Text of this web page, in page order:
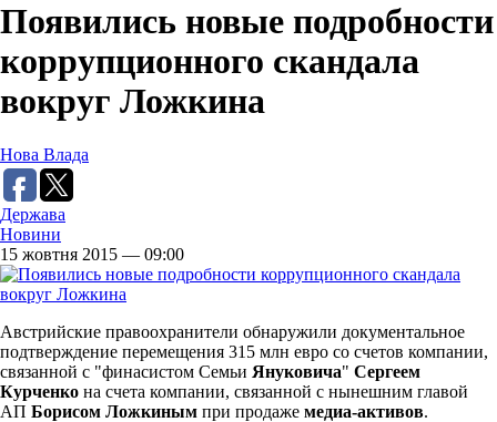
Появились новые подробности
коррупционного скандала
вокруг Ложкина
Нова Влада
Держава
Новини
15 жовтня 2015 — 09:00
Австрийские правоохранители обнаружили документальное
подтверждение перемещения 315 млн евро со счетов компании,
связанной с "финасистом Семьи Януковича" Сергеем
Курченко на счета компании, связанной с нынешним главой
АП Борисом Ложкиным при продаже медиа-активов.